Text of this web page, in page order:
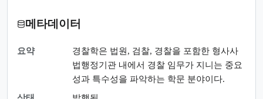
메타데이터
요약
경찰학은 법원, 검찰, 경찰을 포함한 형사사
법행정기관 내에서 경찰 임무가 지니는 중요
성과 특수성을 파악하는 학문 분야이다.